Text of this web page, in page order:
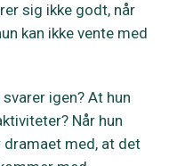
sig ikke godt, når
kan ikke vente med
igen? At hun
Når hun
dramaet med, at det